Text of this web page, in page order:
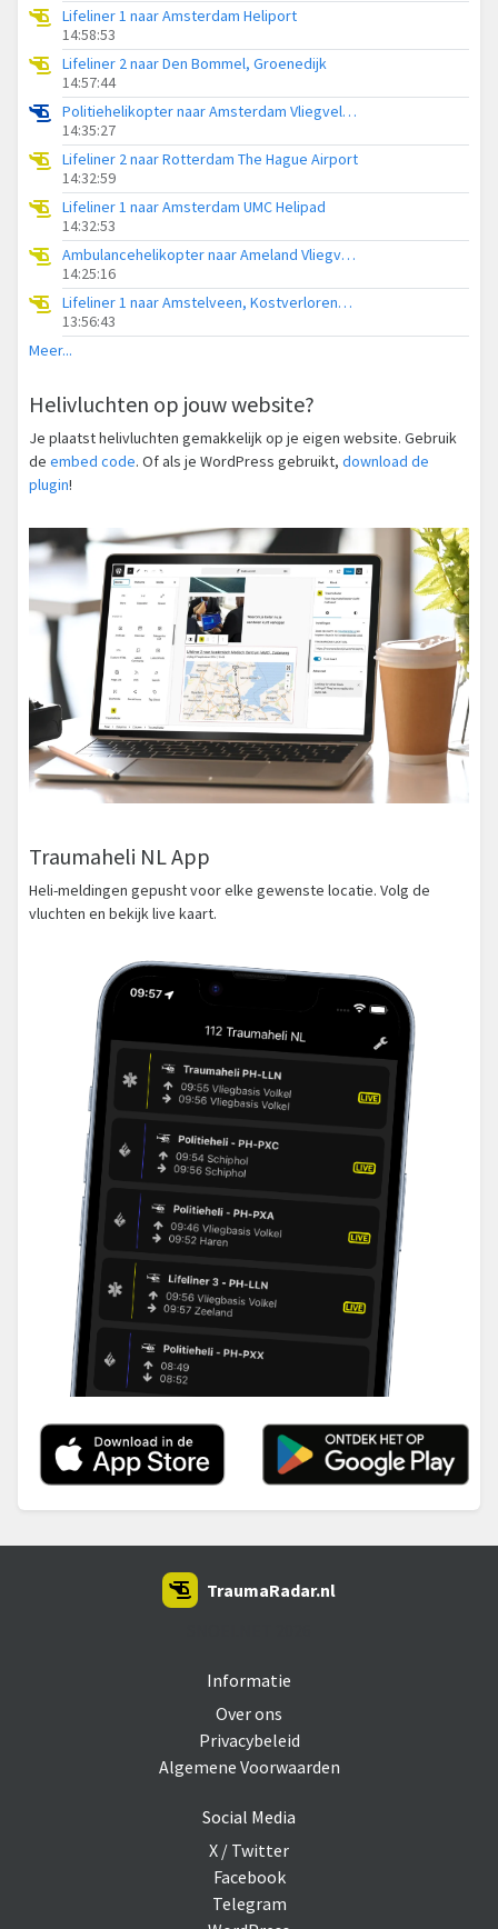
Lifeliner 1 naar Amsterdam Heliport
14:58:53
Lifeliner 2 naar Den Bommel, Groenedijk
14:57:44
Politiehelikopter naar Amsterdam Vliegveld Schiphol
14:35:27
Lifeliner 2 naar Rotterdam The Hague Airport
14:32:59
Lifeliner 1 naar Amsterdam UMC Helipad
14:32:53
Ambulancehelikopter naar Ameland Vliegveld Ballum
14:25:16
Lifeliner 1 naar Amstelveen, Kostverlorenweg
13:56:43
Meer...
Helivluchten op jouw website?
Je plaatst helivluchten gemakkelijk op je eigen website. Gebruik
de embed code. Of als je WordPress gebruikt, download de
plugin!
Traumaheli NL App
Heli-meldingen gepusht voor elke gewenste locatie. Volg de
vluchten en bekijk live kaart.
Informatie
Over ons
Privacybeleid
Algemene Voorwaarden
Social Media
X / Twitter
Facebook
Telegram
TraumaRadar.nl